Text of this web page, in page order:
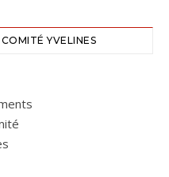
YVELINES